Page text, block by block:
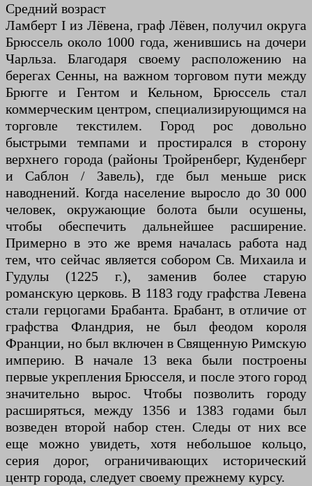
Средний возраст
Ламберт I из Лёвена, граф Лёвен, получил округа
Брюссель около 1000 года, женившись на дочери
Чарльза. Благодаря своему расположению на
берегах Сенны, на важном торговом пути между
Брюгге и Гентом и Кельном, Брюссель стал
коммерческим центром, специализирующимся на
торговле текстилем. Город рос довольно
быстрыми темпами и простирался в сторону
верхнего города (районы Тройренберг, Куденберг
и Саблон / Завель), где был меньше риск
наводнений. Когда население выросло до 30 000
человек, окружающие болота были осушены,
чтобы обеспечить дальнейшее расширение.
Примерно в это же время началась работа над
тем, что сейчас является собором Св. Михаила и
Гудулы (1225 г.), заменив более старую
романскую церковь. В 1183 году графства Левена
стали герцогами Брабанта. Брабант, в отличие от
графства Фландрия, не был феодом короля
Франции, но был включен в Священную Римскую
империю. В начале 13 века были построены
первые укрепления Брюсселя, и после этого город
значительно вырос. Чтобы позволить городу
расширяться, между 1356 и 1383 годами был
возведен второй набор стен. Следы от них все
еще можно увидеть, хотя небольшое кольцо,
серия дорог, ограничивающих исторический
центр города, следует своему прежнему курсу.